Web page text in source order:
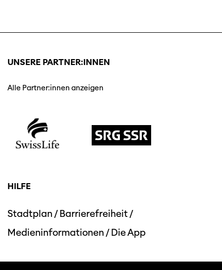
UNSERE PARTNER:INNEN
Alle Partner:innen anzeigen
HILFE
Stadtplan /Barrierefreiheit/
Medieninformationen /Die App